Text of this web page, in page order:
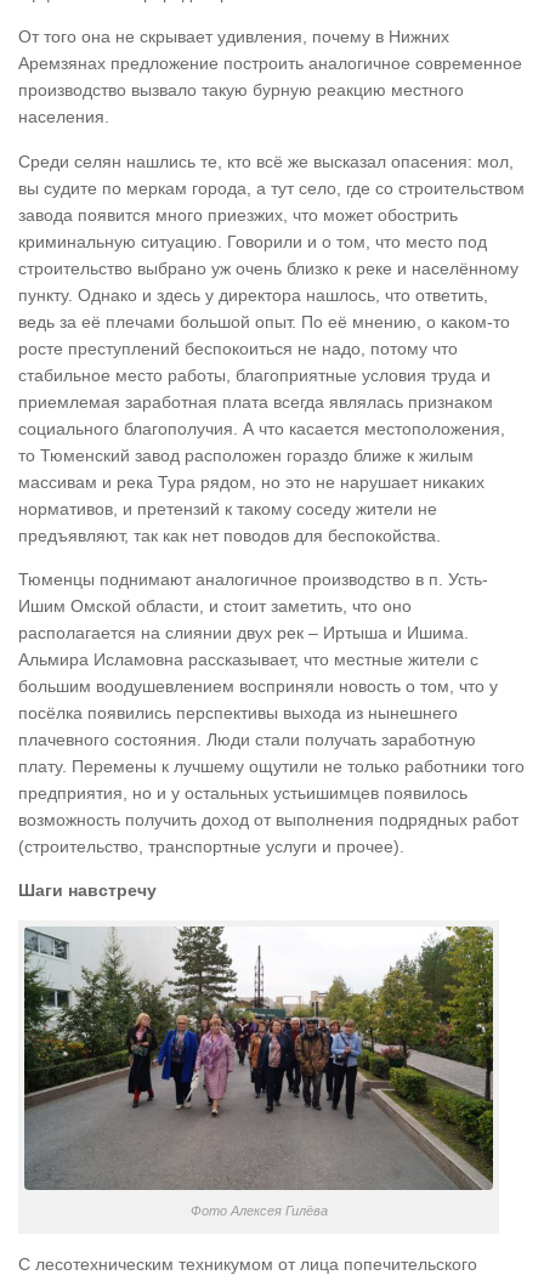
От того она не скрывает удивления, почему в Нижних
Аремзянах предложение построить аналогичное современное
производство вызвало такую бурную реакцию местного
населения.
Среди селян нашлись те, кто всё же высказал опасения: мол,
вы судите по меркам города, а тут село, где со строительством
завода появится много приезжих, что может обострить
криминальную ситуацию. Говорили и о том, что место под
строительство выбрано уж очень близко к реке и населённому
пункту. Однако и здесь у директора нашлось, что ответить,
ведь за её плечами большой опыт. По её мнению, о каком-то
росте преступлений беспокоиться не надо, потому что
стабильное место работы, благоприятные условия труда и
приемлемая заработная плата всегда являлась признаком
социального благополучия. А что касается местоположения,
то Тюменский завод расположен гораздо ближе к жилым
массивам и река Тура рядом, но это не нарушает никаких
нормативов, и претензий к такому соседу жители не
предъявляют, так как нет поводов для беспокойства.
Тюменцы поднимают аналогичное производство в п. Усть-
Ишим Омской области, и стоит заметить, что оно
располагается на слиянии двух рек – Иртыша и Ишима.
Альмира Исламовна рассказывает, что местные жители с
большим воодушевлением восприняли новость о том, что у
посёлка появились перспективы выхода из нынешнего
плачевного состояния. Люди стали получать заработную
плату. Перемены к лучшему ощутили не только работники того
предприятия, но и у остальных устьишимцев появилось
возможность получить доход от выполнения подрядных работ
(строительство, транспортные услуги и прочее).
Шаги навстречу
Фото Алексея Гилёва
С лесотехническим техникумом от лица попечительского